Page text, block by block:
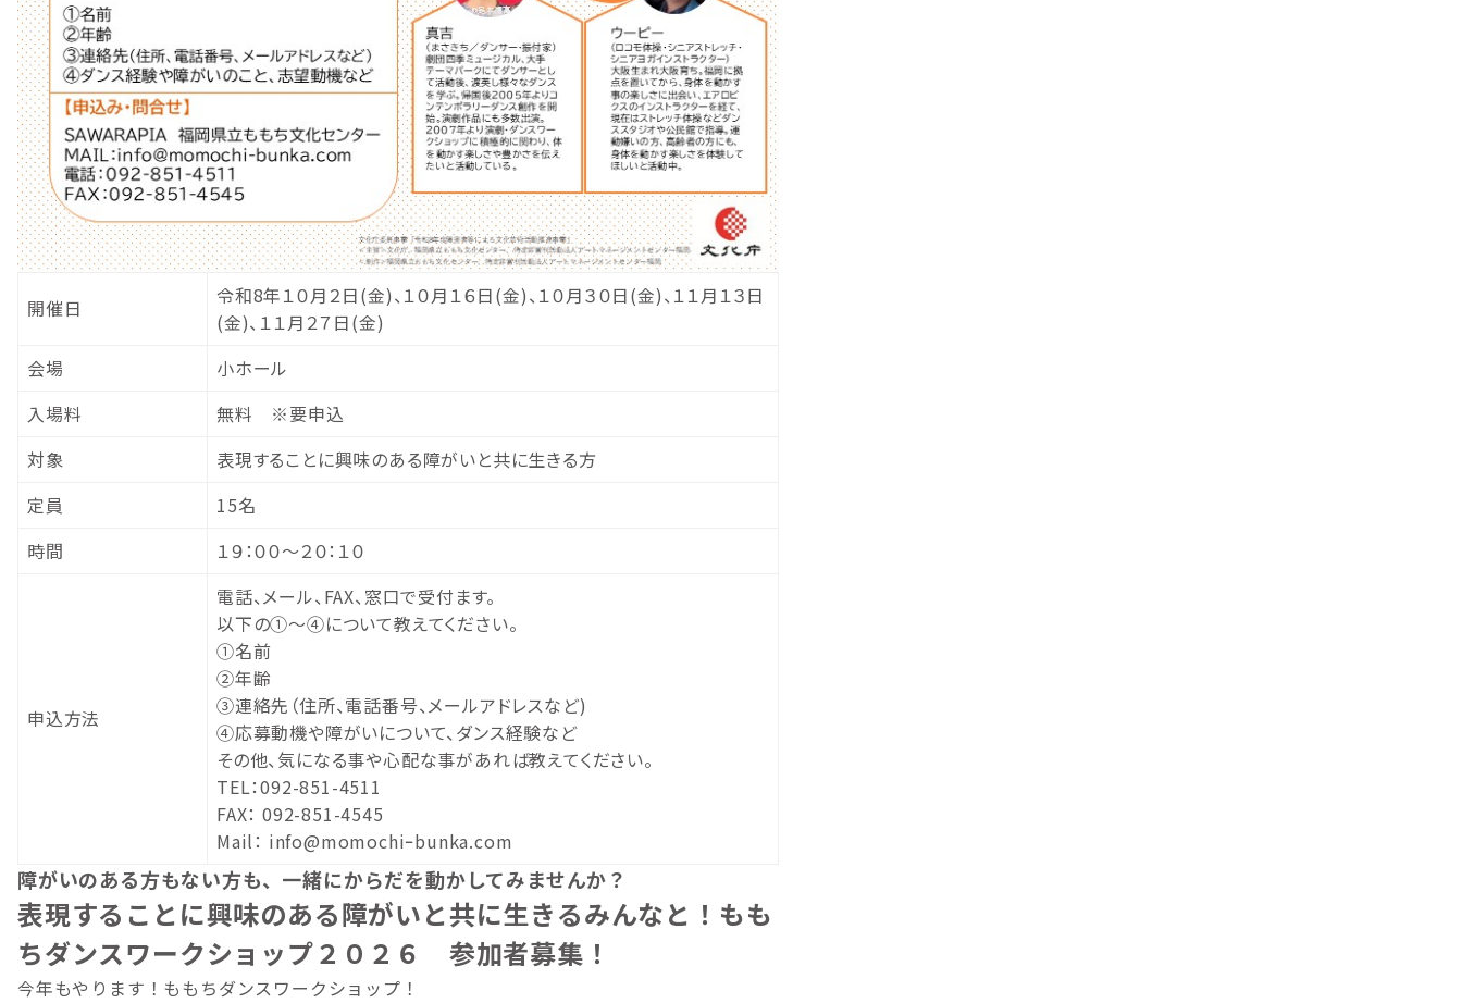
開催日
令和8年１０月２日(金)、１０月１６日(金)、１０月３０日(金)、１１月１３日
(金)、１１月２７日(金)
会場
小ホール
入場料
無料 ※要申込
対象
表現することに興味のある障がいと共に生きる方
定員
15名
時間
１９：００～２０：１０
申込方法
電話、メール、FAX、窓口で受付ます。
以下の①～④について教えてください。
①名前
②年齢
③連絡先（住所、電話番号、メールアドレスなど)
④応募動機や障がいについて、ダンス経験など
その他、気になる事や心配な事があれば教えてください。
TEL：092-851-4511
FAX： 092-851-4545
Mail： info@momochiｰbunka.com
障がいのある方もない方も、一緒にからだを動かしてみませんか？
表現することに興味のある障がいと共に生きるみんなと！もも
ちダンスワークショップ２０２６ 参加者募集！
今年もやります！ももちダンスワークショップ！